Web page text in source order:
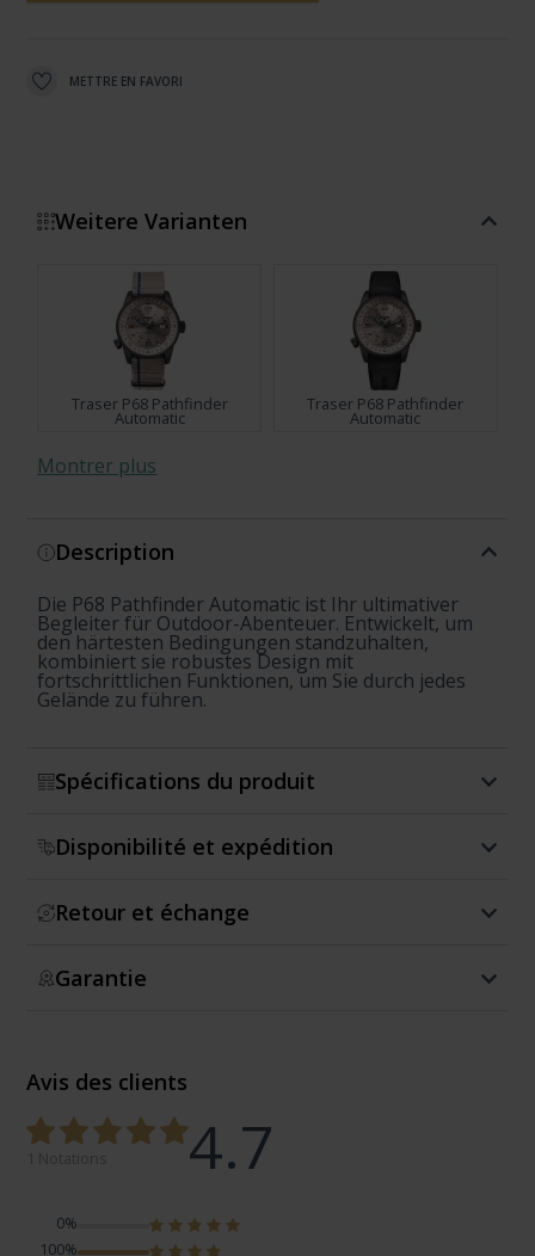
METTRE EN FAVORI
Weitere Varianten
Traser P68 Pathfinder
Automatic
Traser P68 Pathfinder
Automatic
Traser P68 Pathfinder
traser P68 Pathfinder
Automatic
Traser P68 Pathfinder
Automatic T100
Traser P68 Pathfinder
Automatic T100
Montrer plus
Description
Die P68 Pathfinder Automatic ist Ihr ultimativer
Begleiter für Outdoor-Abenteuer. Entwickelt, um
den härtesten Bedingungen standzuhalten,
kombiniert sie robustes Design mit
fortschrittlichen Funktionen, um Sie durch jedes
Gelände zu führen.
Spécifications du produit
Disponibilité et expédition
Retour et échange
Garantie
Avis des clients
4.7
0%
100%